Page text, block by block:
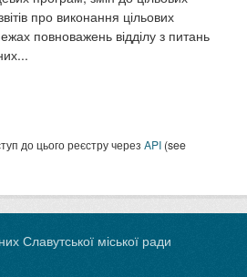
про виконання цільових
повноважень відділу з питань
до цього реєстру через API (see
Славутської міської ради